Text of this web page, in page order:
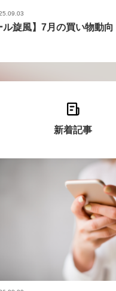
ル旋風】7月の買い物動
新着記事